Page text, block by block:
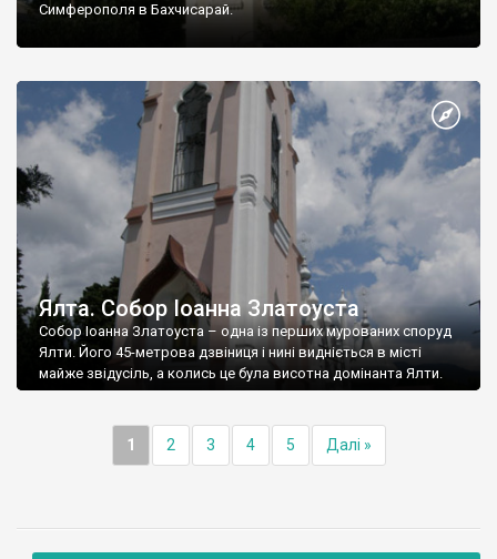
Симферополя в Бахчисарай.
Ялта. Собор Іоанна Златоуста
Собор Іоанна Златоуста – одна із перших мурованих споруд
Ялти. Його 45-метрова дзвіниця і нині видніється в місті
майже звідусіль, а колись це була висотна домінанта Ялти.
1 2 3 4 5 Далі »